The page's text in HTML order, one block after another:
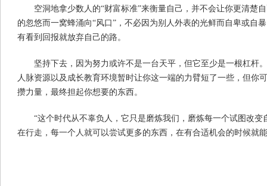
空洞地拿少数人的“财富标准”来衡量自己，并不会让你更清楚
的忽悠而一窝蜂涌向“风口”，不必因为别人外表的光鲜而自卑或自
有看到回报就放弃自己的路。
坚持下去，因为努力或许不是一台天平，但它至少是一根杠杆
人脉资源以及成长教育环境暂时让你这一端的力臂短了一些，但你
攒力量，最终担起你想要的东西。
“这个时代从不辜负人，它只是磨炼我们，磨炼每一个试图改变
在行走，每一个人就可以尝试更多的东西，在有合适机会的时候就